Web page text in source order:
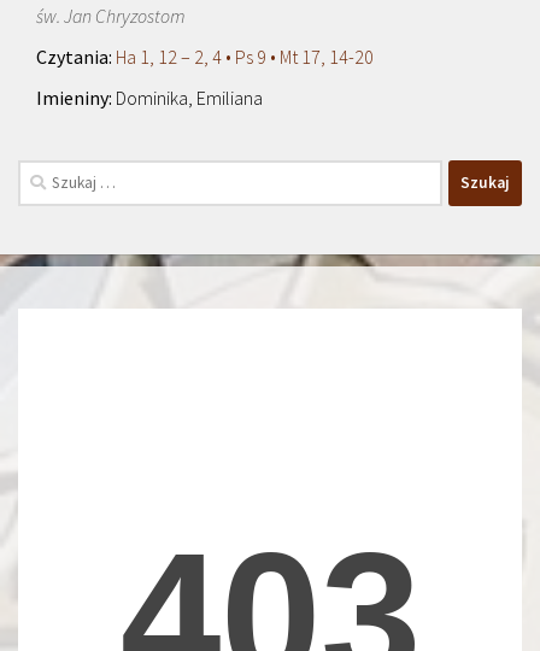
św. Jan Chryzostom
Ha 1, 12 – 2, 4 • Ps 9 • Mt 17, 14-20
Dominika, Emiliana
Szukaj: